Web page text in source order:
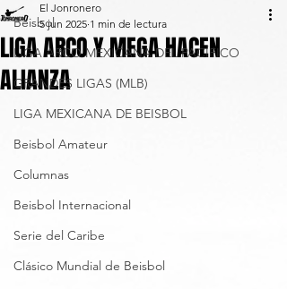
Beisbol
LIGA ARCO MEXICANA DEL PACÍFICO
GRANDES LIGAS (MLB)
LIGA MEXICANA DE BEISBOL
Beisbol Amateur
Columnas
Beisbol Internacional
Serie del Caribe
Clásico Mundial de Beisbol
LIGA ARCO Y MEGA HACEN
ALIANZA
El Jonronero
5 jun 2025 1 min de lectura